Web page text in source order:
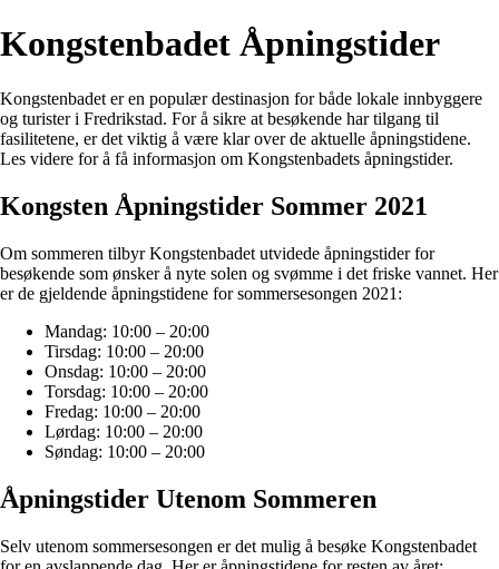
Kongstenbadet Åpningstider
Kongstenbadet er en populær destinasjon for både lokale innbyggere
og turister i Fredrikstad. For å sikre at besøkende har tilgang til
fasilitetene, er det viktig å være klar over de aktuelle åpningstidene.
Les videre for å få informasjon om Kongstenbadets åpningstider.
Kongsten Åpningstider Sommer 2021
Om sommeren tilbyr Kongstenbadet utvidede åpningstider for
besøkende som ønsker å nyte solen og svømme i det friske vannet. Her
er de gjeldende åpningstidene for sommersesongen 2021:
Mandag: 10:00 – 20:00
Tirsdag: 10:00 – 20:00
Onsdag: 10:00 – 20:00
Torsdag: 10:00 – 20:00
Fredag: 10:00 – 20:00
Lørdag: 10:00 – 20:00
Søndag: 10:00 – 20:00
Åpningstider Utenom Sommeren
Selv utenom sommersesongen er det mulig å besøke Kongstenbadet